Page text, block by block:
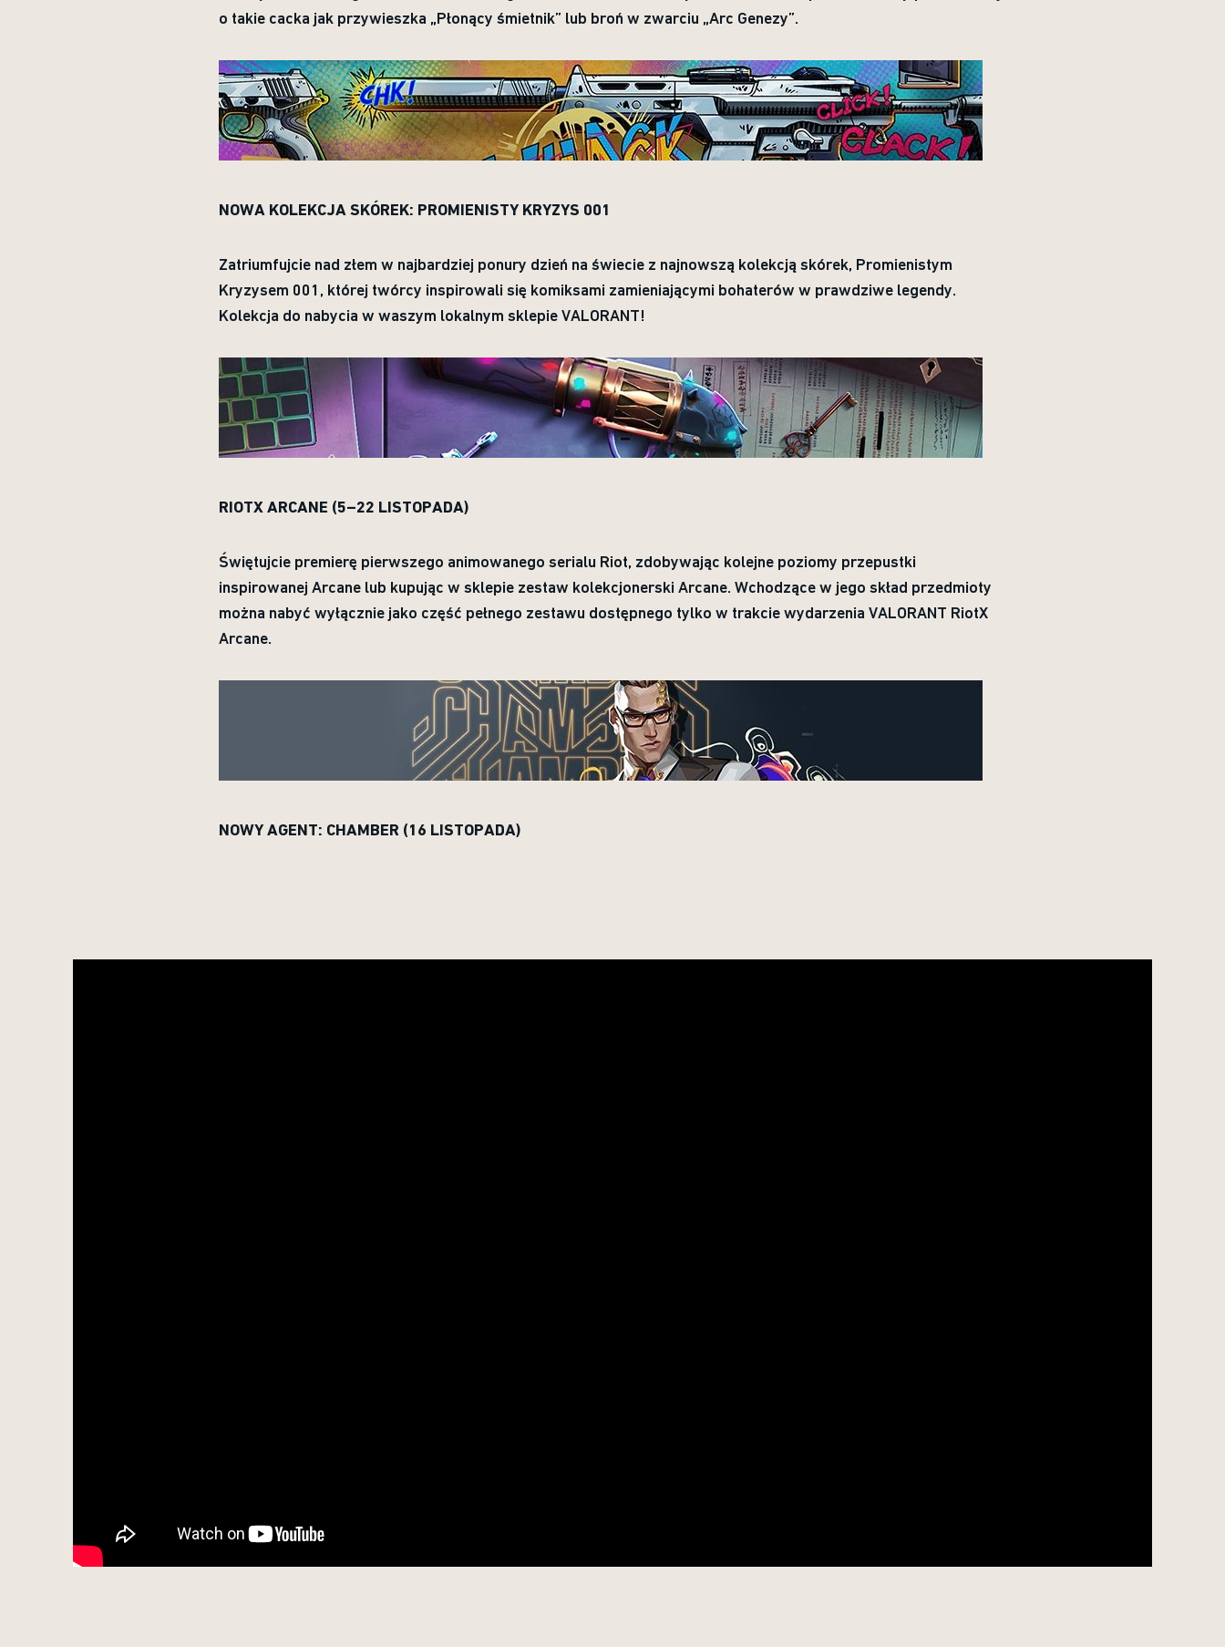
o takie cacka jak przywieszka „Płonący śmietnik” lub broń w zwarciu „Arc Genezy”.
NOWA KOLEKCJA SKÓREK: PROMIENISTY KRYZYS 001
Zatriumfujcie nad złem w najbardziej ponury dzień na świecie z najnowszą kolekcją skórek, Promienistym
Kryzysem 001, której twórcy inspirowali się komiksami zamieniającymi bohaterów w prawdziwe legendy.
Kolekcja do nabycia w waszym lokalnym sklepie VALORANT!
RIOTX ARCANE (5–22 LISTOPADA)
Świętujcie premierę pierwszego animowanego serialu Riot, zdobywając kolejne poziomy przepustki
inspirowanej Arcane lub kupując w sklepie zestaw kolekcjonerski Arcane. Wchodzące w jego skład przedmioty
można nabyć wyłącznie jako część pełnego zestawu dostępnego tylko w trakcie wydarzenia VALORANT RiotX
Arcane.
NOWY AGENT: CHAMBER (16 LISTOPADA)